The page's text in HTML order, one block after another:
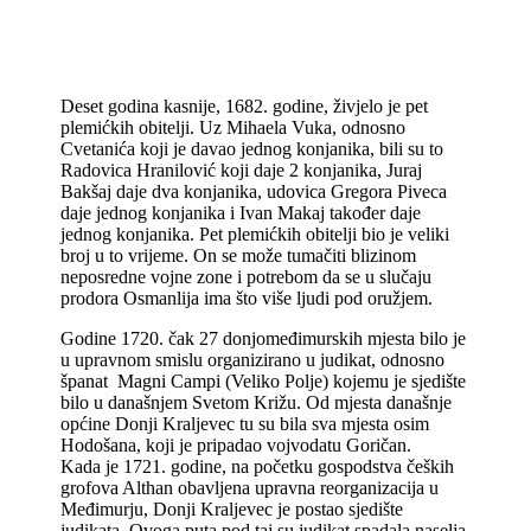
Deset godina kasnije, 1682. godine, živjelo je pet
plemićkih obitelji. Uz Mihaela Vuka, odnosno
Cvetanića koji je davao jednog konjanika, bili su to
Radovica Hranilović koji daje 2 konjanika, Juraj
Bakšaj daje dva konjanika, udovica Gregora Piveca
daje jednog konjanika i Ivan Makaj također daje
jednog konjanika. Pet plemićkih obitelji bio je veliki
broj u to vrijeme. On se može tumačiti blizinom
neposredne vojne zone i potrebom da se u slučaju
prodora Osmanlija ima što više ljudi pod oružjem.
Godine 1720. čak 27 donjomeđimurskih mjesta bilo je
u upravnom smislu organizirano u judikat, odnosno
španat Magni Campi (Veliko Polje) kojemu je sjedište
bilo u današnjem Svetom Križu. Od mjesta današnje
općine Donji Kraljevec tu su bila sva mjesta osim
Hodošana, koji je pripadao vojvodatu Goričan.
Kada je 1721. godine, na početku gospodstva čeških
grofova Althan obavljena upravna reorganizacija u
Međimurju, Donji Kraljevec je postao sjedište